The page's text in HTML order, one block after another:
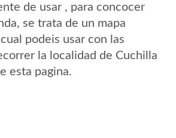
de usar , para concocer
se trata de un mapa
podeis usar con las
la localidad de Cuchilla
esta pagina.